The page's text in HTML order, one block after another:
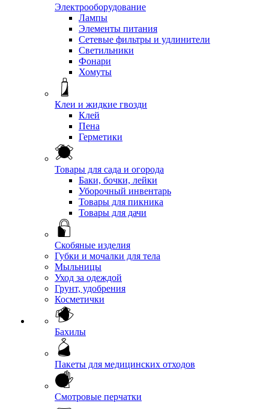
Электрооборудование
Лампы
Элементы питания
Сетевые фильтры и удлинители
Светильники
Фонари
Хомуты
Клеи и жидкие гвозди
Клей
Пена
Герметики
Товары для сада и огорода
Баки, бочки, лейки
Уборочный инвентарь
Товары для пикника
Товары для дачи
Скобяные изделия
Губки и мочалки для тела
Мыльницы
Уход за одеждой
Грунт, удобрения
Косметички
Бахилы
Пакеты для медицинских отходов
Смотровые перчатки